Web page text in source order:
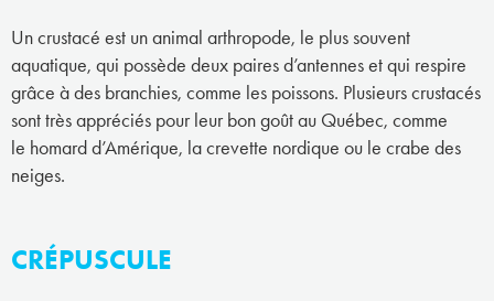
Un crustacé est un animal arthropode, le plus souvent
aquatique, qui possède deux paires d’antennes et qui respire
grâce à des branchies, comme les poissons. Plusieurs crustacés
sont très appréciés pour leur bon goût au Québec, comme
le homard d’Amérique, la crevette nordique ou le crabe des
neiges.
CRÉPUSCULE